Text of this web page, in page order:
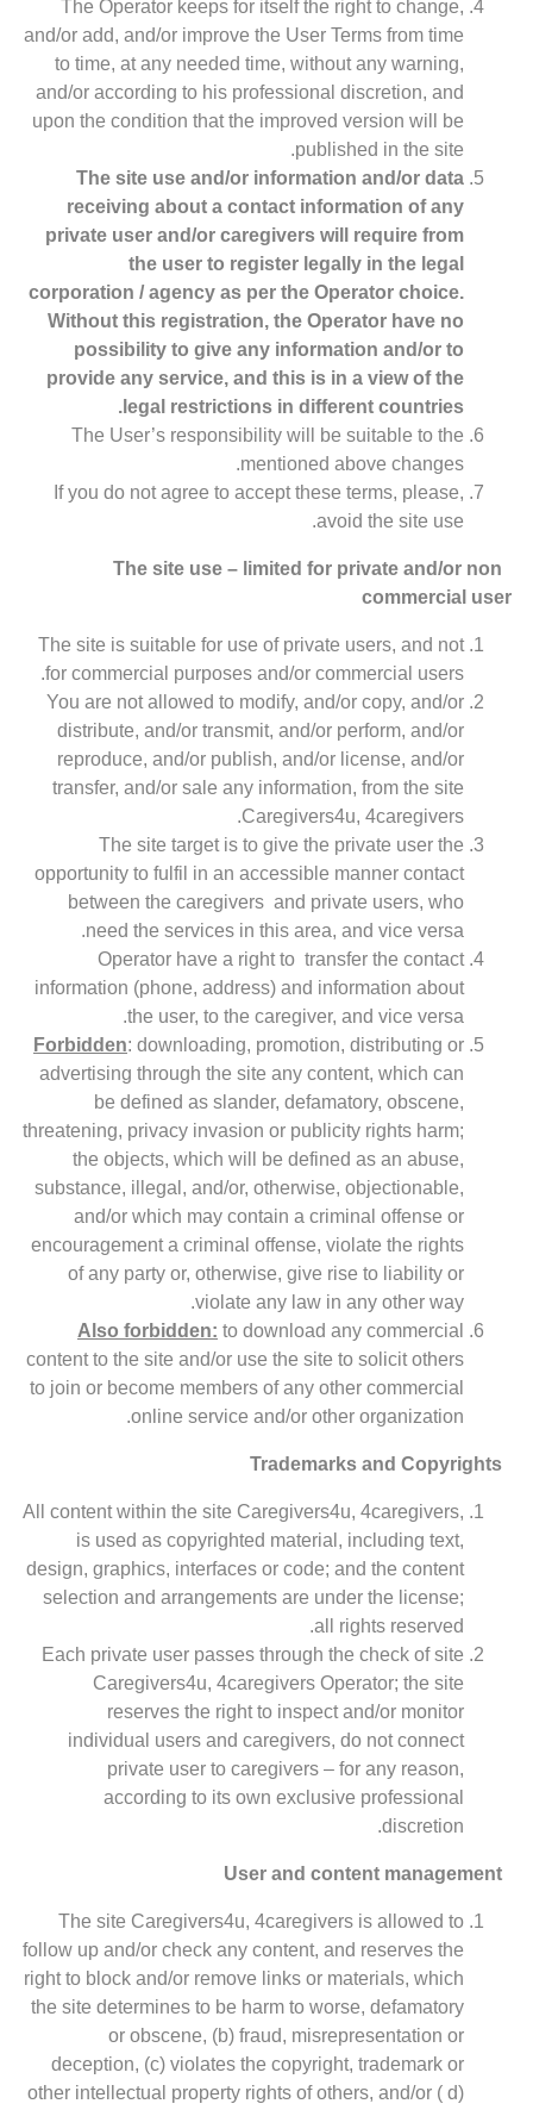
The Operator keeps for itself the right to change,
and/or add, and/or improve the User Terms from time
to time, at any needed time, without any warning,
and/or according to his professional discretion, and
upon the condition that the improved version will be
published in the site.
The site use and/or information and/or data
receiving about a contact information of any
private user and/or caregivers will require from
the user to register legally in the legal
corporation / agency as per the Operator choice.
Without this registration, the Operator have no
possibility to give any information and/or to
provide any service, and this is in a view of the
legal restrictions in different countries.
The User’s responsibility will be suitable to the
mentioned above changes.
If you do not agree to accept these terms, please,
avoid the site use.
The site use – limited for private and/or non
commercial user
The site is suitable for use of private users, and not
for commercial purposes and/or commercial users.
You are not allowed to modify, and/or copy, and/or
distribute, and/or transmit, and/or perform, and/or
reproduce, and/or publish, and/or license, and/or
transfer, and/or sale any information, from the site
Caregivers4u, 4caregivers.
The site target is to give the private user the
opportunity to fulfil in an accessible manner contact
between the caregivers and private users, who
need the services in this area, and vice versa.
Operator have a right to transfer the contact
information (phone, address) and information about
the user, to the caregiver, and vice versa.
Forbidden: downloading, promotion, distributing or
advertising through the site any content, which can
be defined as slander, defamatory, obscene,
threatening, privacy invasion or publicity rights harm;
the objects, which will be defined as an abuse,
substance, illegal, and/or, otherwise, objectionable,
and/or which may contain a criminal offense or
encouragement a criminal offense, violate the rights
of any party or, otherwise, give rise to liability or
violate any law in any other way.
Also forbidden: to download any commercial
content to the site and/or use the site to solicit others
to join or become members of any other commercial
online service and/or other organization.
Trademarks and Copyrights
All content within the site Caregivers4u, 4caregivers,
is used as copyrighted material, including text,
design, graphics, interfaces or code; and the content
selection and arrangements are under the license;
all rights reserved.
Each private user passes through the check of site
Caregivers4u, 4caregivers Operator; the site
reserves the right to inspect and/or monitor
individual users and caregivers, do not connect
private user to caregivers – for any reason,
according to its own exclusive professional
discretion.
User and content management
The site Caregivers4u, 4caregivers is allowed to
follow up and/or check any content, and reserves the
right to block and/or remove links or materials, which
the site determines to be harm to worse, defamatory
or obscene, (b) fraud, misrepresentation or
deception, (c) violates the copyright, trademark or
other intellectual property rights of others, and/or ( d)